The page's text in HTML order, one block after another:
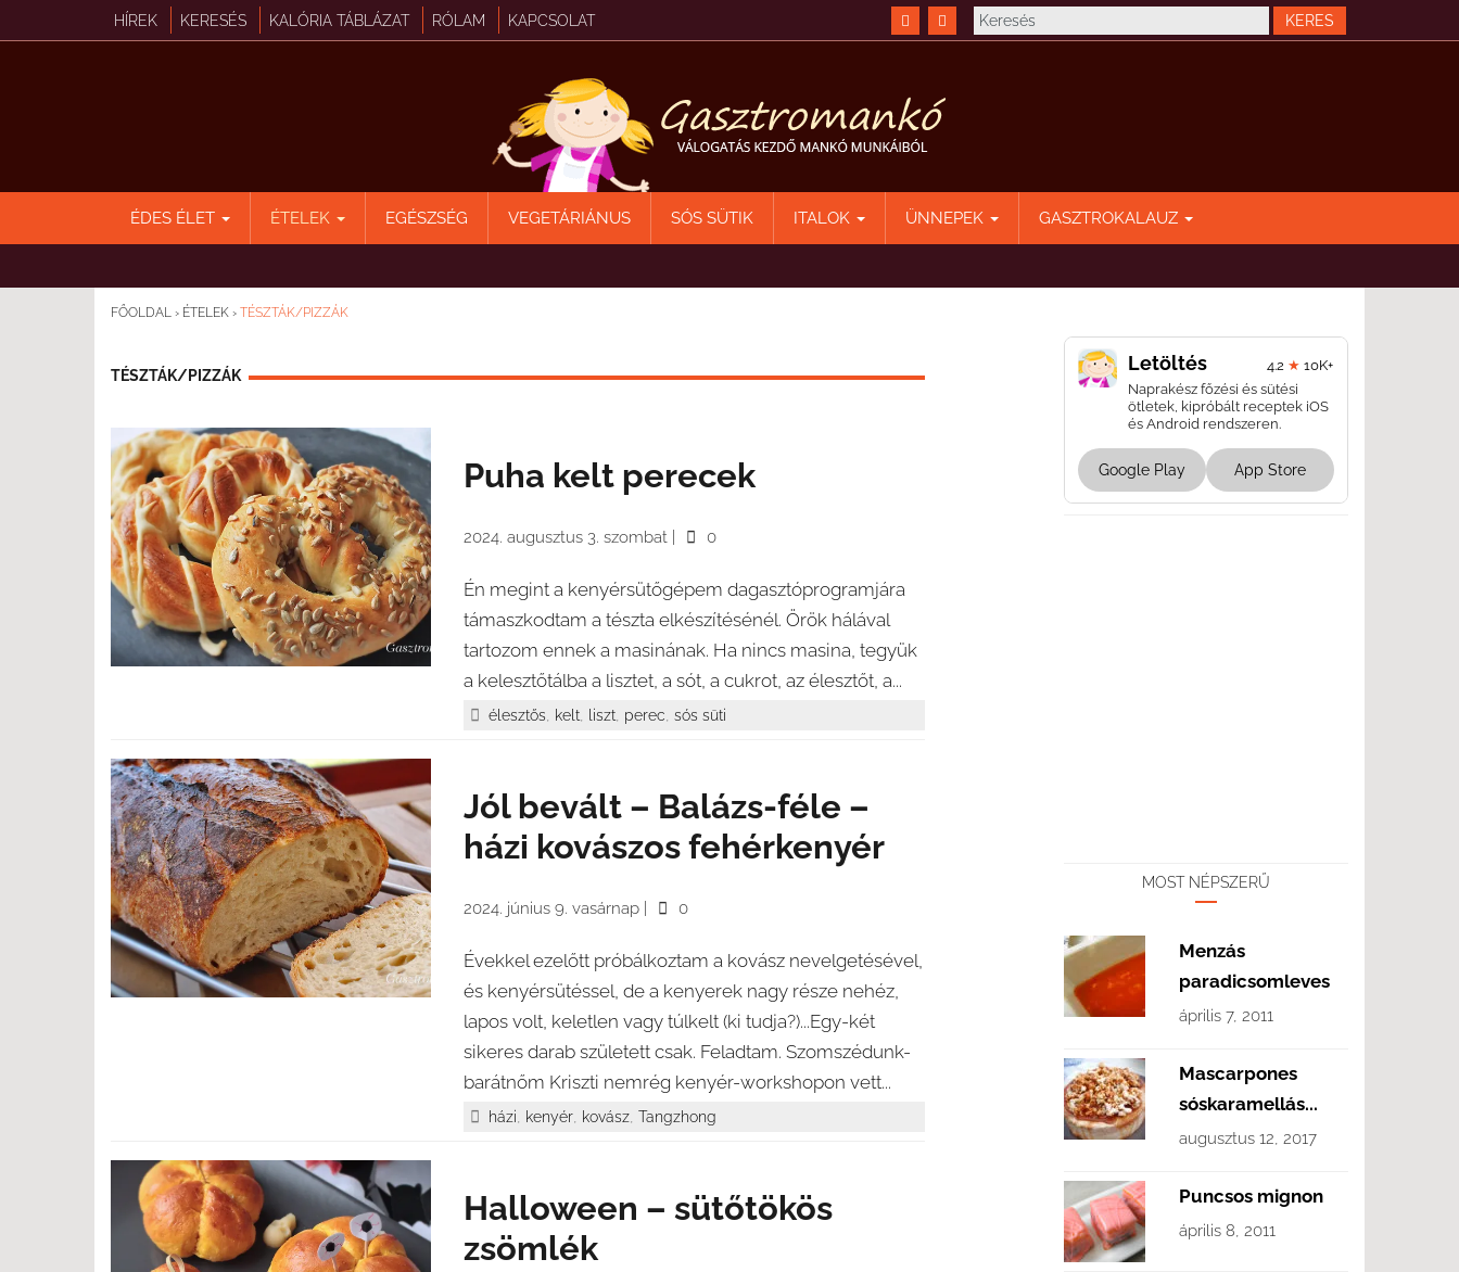
HÍREK KERESÉS KALÓRIA TÁBLÁZAT RÓLAM KAPCSOLAT
ÉDES ÉLET ÉTELEK EGÉSZSÉG VEGETÁRIÁNUS SÓS SÜTIK ITALOK ÜNNEPEK GASZTROKALAUZ
FŐOLDAL › ÉTELEK › TÉSZTÁK/PIZZÁK
TÉSZTÁK/PIZZÁK
Puha kelt perecek
2024. augusztus 3. szombat 0
Én megint a kenyérsütőgépem dagasztóprogramjára
támaszkodtam a tészta elkészítésénél. Örök hálával
tartozom ennek a masinának. Ha nincs masina, tegyük
a kelesztőtálba a lisztet, a sót, a cukrot, az élesztőt, a...
élesztős, kelt, liszt, perec,sós süti
Jól bevált – Balázs-féle –
házi kovászos fehérkenyér
2024. június 9. vasárnap 0
Évekkel ezelőtt próbálkoztam a kovász nevelgetésével,
és kenyérsütéssel, de a kenyerek nagy része nehéz,
lapos volt, keletlen vagy túlkelt (ki tudja?)...Egy-két
sikeres darab született csak. Feladtam. Szomszédunk-
barátnőm Kriszti nemrég kenyér-workshopon vett...
házi, kenyér, kovász,Tangzhong
Halloween – sütőtökös
zsömlék
Letöltés 4.2 ★ 10K+
Naprakész főzési és sütési
ötletek, kipróbált receptek iOS
és Android rendszeren.
Google Play App Store
MOST NÉPSZERŰ
Menzás
paradicsomleves
április 7, 2011
Mascarpones
sóskaramellás...
augusztus 12, 2017
Puncsos mignon
április 8, 2011